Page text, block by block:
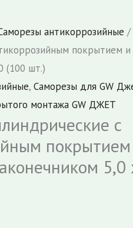
антикоррозийные /
покрытием
(100 шт.)
, Саморезы для GW
монтажа GW ДЖЕТ
с
5,0